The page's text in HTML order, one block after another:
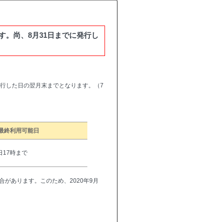
。尚、8月31日までに発行し
した日の翌月末までとなります。（7
終利用可能日
17時まで
あります。このため、2020年9月